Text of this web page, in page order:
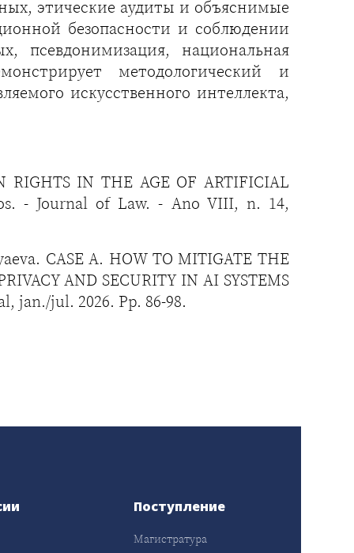
этические аудиты и объяснимые
безопасности и соблюдении
псевдонимизация, национальная
методологический и
искусственного интеллекта,
RIGHTS IN THE AGE OF ARTIFICIAL
- Journal of Law. - Ano VIII, n. 14,
CASE A. HOW TO MITIGATE THE
AND SECURITY IN AI SYSTEMS
jan./jul. 2026. Pp. 86-98.
Поступление
Магистратура